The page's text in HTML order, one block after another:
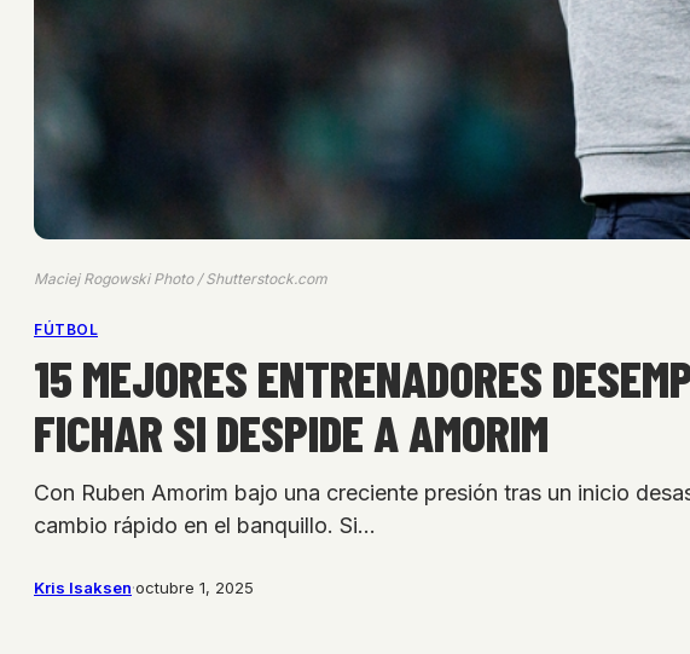
Maciej Rogowski Photo / Shutterstock.com
FÚTBOL
15 MEJORES ENTRENADORES
FICHAR SI DESPIDE A AMORIM
Con Ruben Amorim bajo una creciente presión tras un inicio
cambio rápido en el banquillo. Si…
Kris Isaksen·octubre 1, 2025